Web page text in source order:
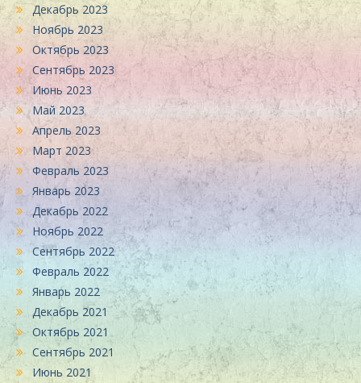
Декабрь 2023
Ноябрь 2023
Октябрь 2023
Сентябрь 2023
Июнь 2023
Май 2023
Апрель 2023
Март 2023
Февраль 2023
Январь 2023
Декабрь 2022
Ноябрь 2022
Сентябрь 2022
Февраль 2022
Январь 2022
Декабрь 2021
Октябрь 2021
Сентябрь 2021
Июнь 2021